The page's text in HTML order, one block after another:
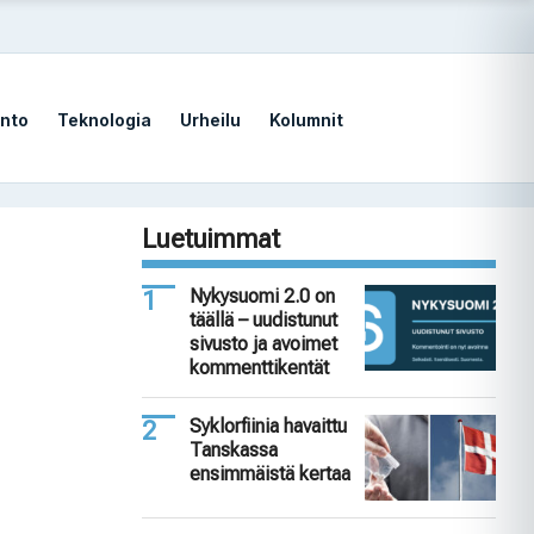
Teknologia Urheilu Kolumnit
Luetuimmat
Nykysuomi 2.0 on
täällä – uudistunut
sivusto ja avoimet
kommenttikentät
Syklorfiinia havaittu
Tanskassa
ensimmäistä kertaa